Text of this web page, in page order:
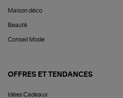
Maison déco
Beauté
Conseil Mode
OFFRES ET TENDANCES
Idées Cadeaux